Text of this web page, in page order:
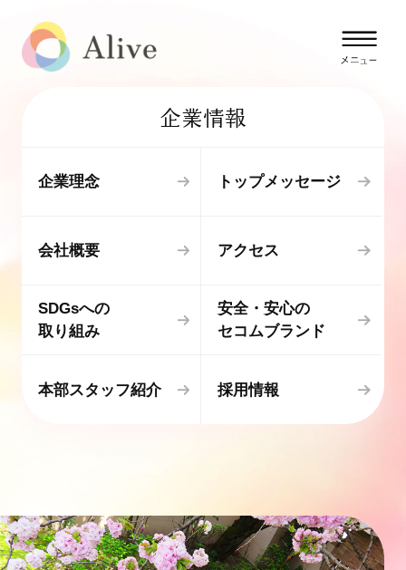
企業情報
企業理念 トップメッセージ
会社概要 アクセス
SDGsへの
取り組み
安全・安心の
セコムブランド
本部スタッフ紹介 採用情報